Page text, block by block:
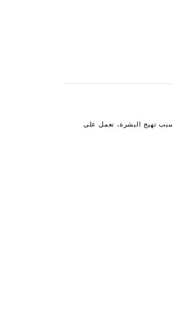
تهيج البشرة، تعمل على